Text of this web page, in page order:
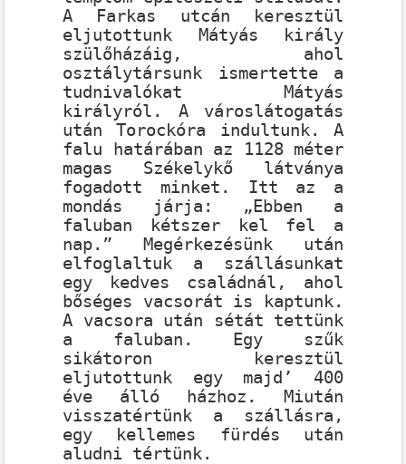
A Farkas utcán keresztül
eljutottunk Mátyás király
szülőházáig, ahol
osztálytársunk ismertette a
tudnivalókat Mátyás
királyról. A városlátogatás
után Torockóra indultunk. A
falu határában az 1128 méter
magas Székelykő látványa
fogadott minket. Itt az a
mondás járja: „Ebben a
faluban kétszer kel fel a
nap.” Megérkezésünk után
elfoglaltuk a szállásunkat
egy kedves családnál, ahol
bőséges vacsorát is kaptunk.
A vacsora után sétát tettünk
a faluban. Egy szűk
sikátoron keresztül
eljutottunk egy majd’ 400
éve álló házhoz. Miután
visszatértünk a szállásra,
egy kellemes fürdés után
aludni tértünk.